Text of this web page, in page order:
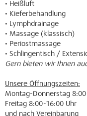
• Heißluft
• Kieferbehandlung
• Lymphdrainage
• Massage (klassisch)
• Periostmassage
• Schlingentisch /
Gern bieten wir Ihnen
Unsere Öffnungszeiten:
Montag-Donnerstag
Freitag 8:00-16:00 Uhr
und nach Vereinbarung